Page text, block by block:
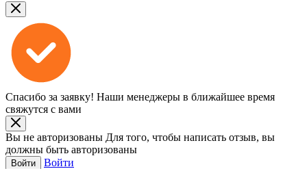
Спасибо за заявку! Наши менеджеры в ближайшее время
свяжутся с вами
Вы не авторизованы Для того, чтобы написать отзыв, вы
должны быть авторизованы
Войти Войти